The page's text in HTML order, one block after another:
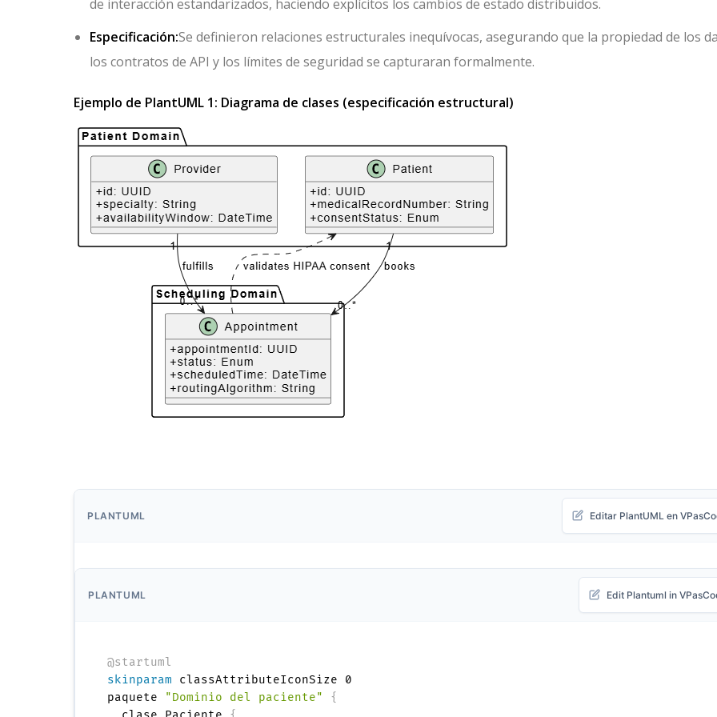
de interacción estandarizados, haciendo explícitos los cambios de estado distribuidos.
Especificación:Se definieron relaciones estructurales inequívocas, asegurando que la propiedad de los
los contratos de API y los límites de seguridad se capturaran formalmente.
Ejemplo de PlantUML 1: Diagrama de clases (especificación estructural)
PLANTUML Editar PlantUML en
PLANTUML Edit Plantuml in
@startuml
skinparam classAttributeIconSize 0
paquete
"Dominio del paciente"
{